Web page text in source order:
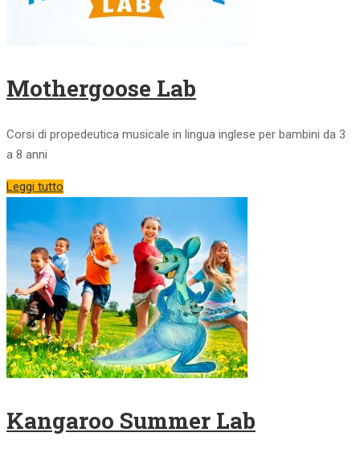
Mothergoose Lab
Corsi di propedeutica musicale in lingua inglese per bambini da 3
a 8 anni
Leggi tutto
Kangaroo Summer Lab